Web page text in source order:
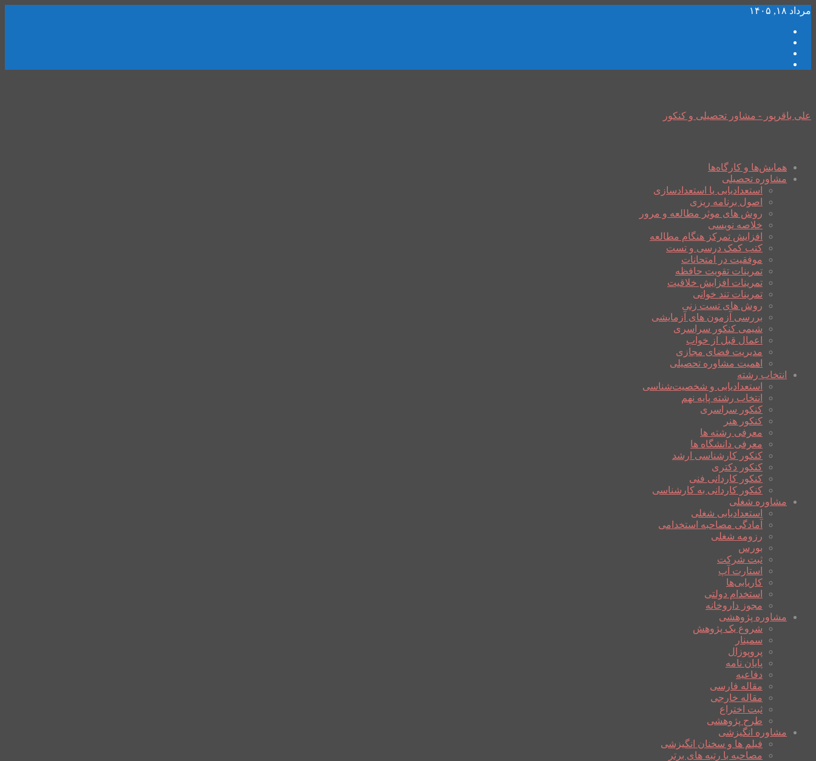
مرداد ۱۸, ۱۴۰۵
علی باقرپور - مشاور تحصیلی و کنکور
همایش‌ها و کارگاه‌ها
مشاوره تحصیلی
استعدادیابی یا استعدادسازی
اصول برنامه ریزی
روش های موثر مطالعه و مرور
خلاصه نویسی
افزایش تمرکز هنگام مطالعه
کتب کمک درسی و تست
موفقیت در امتحانات
تمرینات تقویت حافظه
تمرینات افزایش خلاقیت
تمرینات تند خوانی
روش های تست زنی
بررسی آزمون های آزمایشی
شیمی کنکور سراسری
اعمال قبل از خواب
مدیریت فضای مجازی
اهمیت مشاوره تحصیلی
انتخاب رشته
استعدادیابی و شخصیت‌شناسی
انتخاب رشته پایه نهم
کنکور سراسری
کنکور هنر
معرفی رشته ها
معرفی دانشگاه ها
کنکور کارشناسی ارشد
کنکور دکتری
کنکور کاردانی فنی
کنکور کاردانی به کارشناسی
مشاوره شغلی
استعدادیابی شغلی
آمادگی مصاحبه استخدامی
رزومه شغلی
بورس
ثبت شرکت
استارت آپ
کاریابی‌ها
استخدام دولتی
مجوز داروخانه
مشاوره پژوهشی
شروع یک پژوهش
سمینار
پروپوزال
پایان نامه
دفاعیه
مقاله فارسی
مقاله خارجی
ثبت اختراع
طرح پژوهشی
مشاوره انگیزشی
فیلم ها و سخنان انگیزشی
مصاحبه با رتبه های برتر